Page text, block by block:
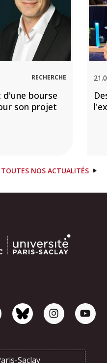
RECHERCHE
d'une bourse
son projet
TOUTES NOS ACTUALITÉS
Saclay